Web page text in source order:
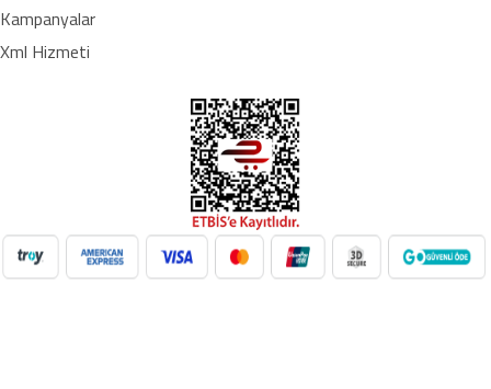
Kampanyalar
Xml Hizmeti